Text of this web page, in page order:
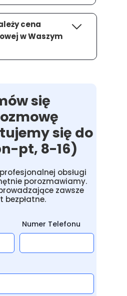
cena
w Waszym
Numer Telefonu
się
się do
pt, 8-16)
obsługi
porozmawiamy.
zawsze
bezpłatne.